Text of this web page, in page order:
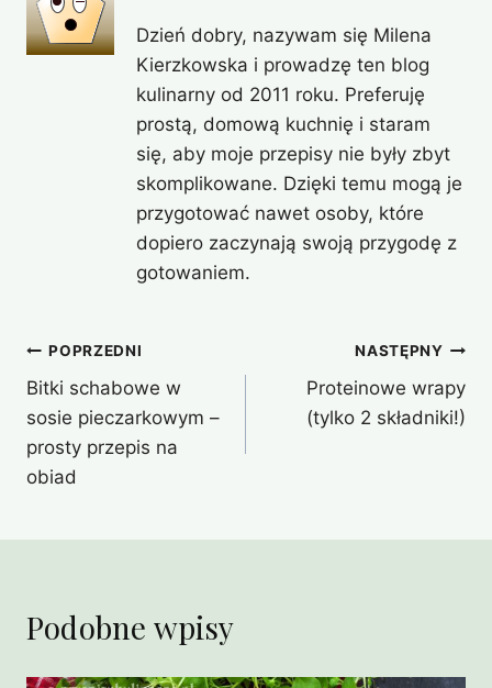
Dzień dobry, nazywam się Milena
Kierzkowska i prowadzę ten blog
kulinarny od 2011 roku. Preferuję
prostą, domową kuchnię i staram
się, aby moje przepisy nie były zbyt
skomplikowane. Dzięki temu mogą je
przygotować nawet osoby, które
dopiero zaczynają swoją przygodę z
gotowaniem.
Nawigacja
wpisu
POPRZEDNI
Bitki schabowe w
sosie pieczarkowym –
prosty przepis na
obiad
NASTĘPNY
Proteinowe wrapy
(tylko 2 składniki!)
Podobne wpisy